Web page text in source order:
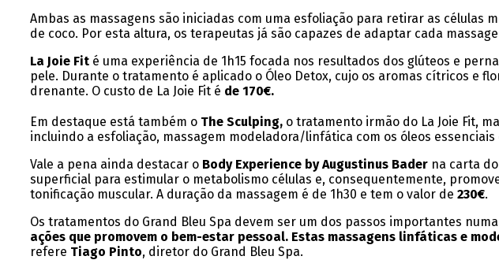
Ambas as massagens são iniciadas com uma esfoliação para retirar as
de coco. Por esta altura, os terapeutas já são capazes de adaptar cada
La Joie Fit é uma experiência de 1h15 focada nos resultados dos glúteos e
pele. Durante o tratamento é aplicado o Óleo Detox, cujo os aromas cítricos e
drenante. O custo de La Joie Fit é de 170€.
Em destaque está também o The Sculping, o tratamento irmão do La Joie Fit,
incluindo a esfoliação, massagem modeladora/linfática com os óleos essenciais
Vale a pena ainda destacar o Body Experience by Augustinus Bader na carta
superficial para estimular o metabolismo células e, consequentemente,
tonificação muscular. A duração da massagem é de 1h30 e tem o valor de 230€.
Os tratamentos do Grand Bleu Spa devem ser um dos passos importantes
ações que promovem o bem-estar pessoal. Estas massagens linfáticas e
refere Tiago Pinto, diretor do Grand Bleu Spa.